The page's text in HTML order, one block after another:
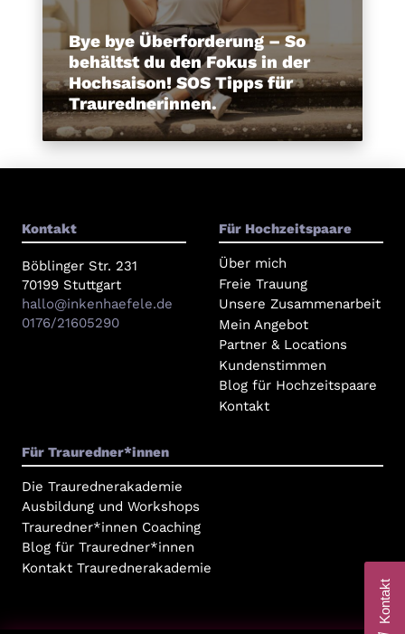
Bye bye Überforderung – So
behältst du den Fokus in der
Hochsaison! SOS Tipps für
Traurednerinnen.
Kontakt
Böblinger Str. 231
70199 Stuttgart
hallo@inkenhaefele.de
0176/21605290
Für Hochzeitspaare
Über mich
Freie Trauung
Unsere Zusammenarbeit
Mein Angebot
Partner & Locations
Kundenstimmen
Blog für Hochzeitspaare
Kontakt
Für Trauredner*innen
Die Traurednerakademie
Ausbildung und Workshops
Trauredner*innen Coaching
Blog für Trauredner*innen
Kontakt Traurednerakademie
Kontakt